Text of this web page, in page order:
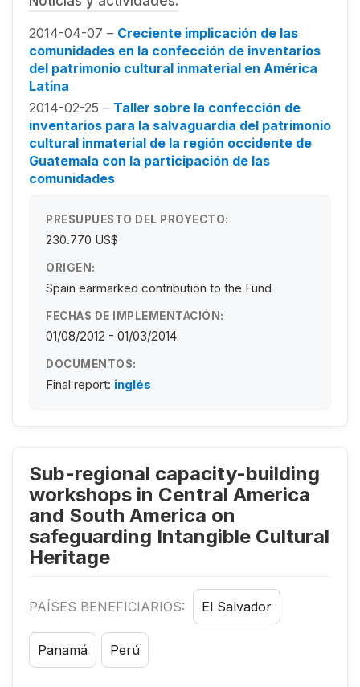
2014-04-07 – Creciente implicación de las
comunidades en la confección de inventarios
del patrimonio cultural inmaterial en América
Latina
2014-02-25 – Taller sobre la confección de
inventarios para la salvaguardia del patrimonio
cultural inmaterial de la región occidente de
Guatemala con la participación de las
comunidades
PRESUPUESTO DEL PROYECTO:
230.770 US$
ORIGEN:
Spain earmarked contribution to the Fund
FECHAS DE IMPLEMENTACIÓN:
01/08/2012 - 01/03/2014
DOCUMENTOS:
Final report: inglés
Sub-regional capacity-building
workshops in Central America
and South America on
safeguarding Intangible Cultural
Heritage
PAÍSES BENEFICIARIOS: El Salvador
Panamá Perú